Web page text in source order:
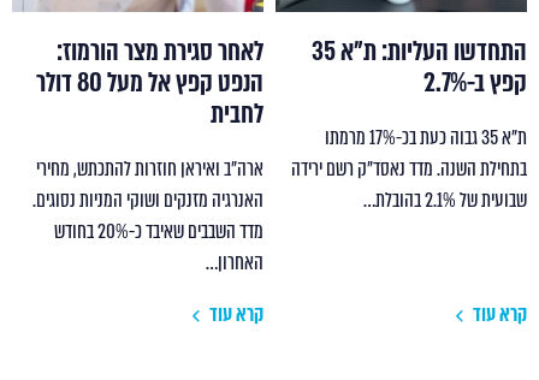
התחדשו העליות: ת"א 35
קפץ ב-2.7%
ת"א 35 גבוה כעת בכ-17% מרמתו
בתחילת השנה. מדד נאסד"ק רשם ירידה
שבועית של 2.1% בהובלת…
קרא עוד
לאחר סגירת מצר הורמוז:
הנפט קפץ אל מעל 80 דולר
לחבית
ארה"ב ואיראן חוזרות להתכתש, מחירי
האנרגיה מזנקים ושוקי המניות נסוגים.
מדד השבבים שאיבד כ-20% בחודש
האחרון…
קרא עוד